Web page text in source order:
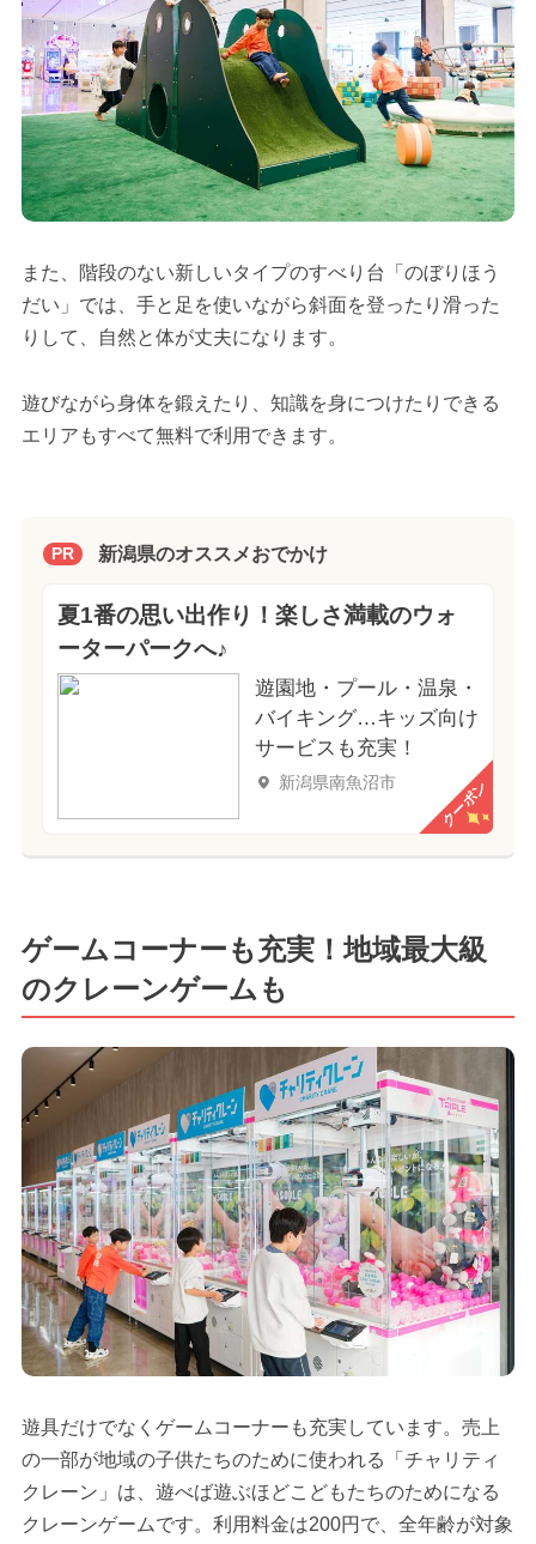
また、階段のない新しいタイプのすべり台「のぼりほう
だい」では、手と足を使いながら斜面を登ったり滑った
りして、自然と体が丈夫になります。
遊びながら身体を鍛えたり、知識を身につけたりできる
エリアもすべて無料で利用できます。
PR 新潟県のオススメおでかけ
夏1番の思い出作り！楽しさ満載のウォ
ーターパークへ♪
遊園地・プール・温泉・
バイキング…キッズ向け
サービスも充実！
新潟県南魚沼市 クーポン
ゲームコーナーも充実！地域最大級
のクレーンゲームも
遊具だけでなくゲームコーナーも充実しています。売上
の一部が地域の子供たちのために使われる「チャリティ
クレーン」は、遊べば遊ぶほどこどもたちのためになる
クレーンゲームです。利用料金は200円で、全年齢が対象